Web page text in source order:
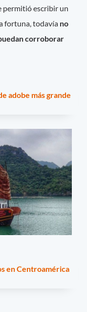
permitió escribir un
fortuna, todavía no
corroborar
adobe más grande
en Centroamérica